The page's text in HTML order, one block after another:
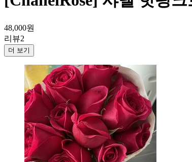
48,000원
리뷰2
더 보기